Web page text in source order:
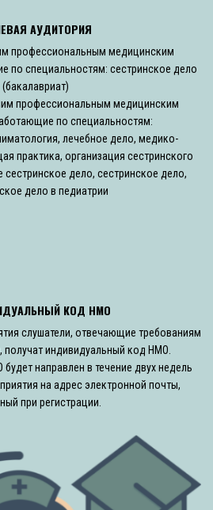
АУДИТОРИЯ
профессиональным медицинским
по специальностям: сестринское дело
(бакалавриат)
профессиональным медицинским
по специальностям:
лечебное дело, медико-
практика, организация сестринского
сестринское дело, сестринское дело,
дело в педиатрии
КОД НМО
слушатели, отвечающие требованиям
получат индивидуальный код НМО.
направлен в течение двух недель
на адрес электронной почты,
при регистрации.